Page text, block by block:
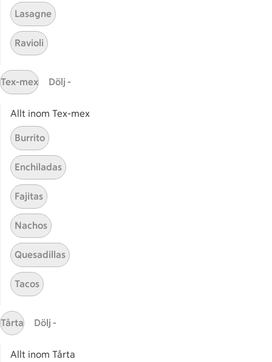
Relaterade kategorier
Boeuf bourguignon
Sidfot
Start
Kontakta oss
Massa erbjudanden
Lasagne
Ravioli
Tex-mex Dölj -
Allt inom Tex-mex
Burrito
Enchiladas
Fajitas
Nachos
Quesadillas
Tacos
Tårta Dölj -
Allt inom Tårta